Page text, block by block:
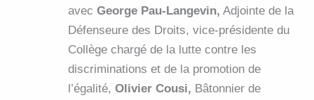
avecGeorge Pau-Langevin, Adjointe de la
Défenseure des Droits, vice-présidente du
Collège chargé de la lutte contre les
discriminations et de la promotion de
l’égalité,Olivier Cousi, Bâtonnier de